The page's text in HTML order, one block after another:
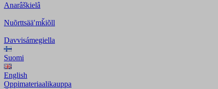
Anarâškielâ
Nuõrttsääʹmǩiõll
Davvisámegiella
Suomi
English
Oppimateriaalikauppa